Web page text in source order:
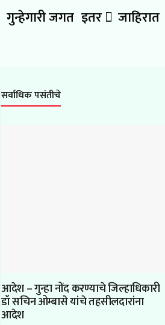
गुन्हेगारी जगत इतर जाहिरात
सर्वाधिक पसंतीचे
आदेश – गुन्हा नोंद करण्याचे जिल्हाधिकारी
डॉ सचिन ओम्बासे यांचे तहसीलदारांना
आदेश